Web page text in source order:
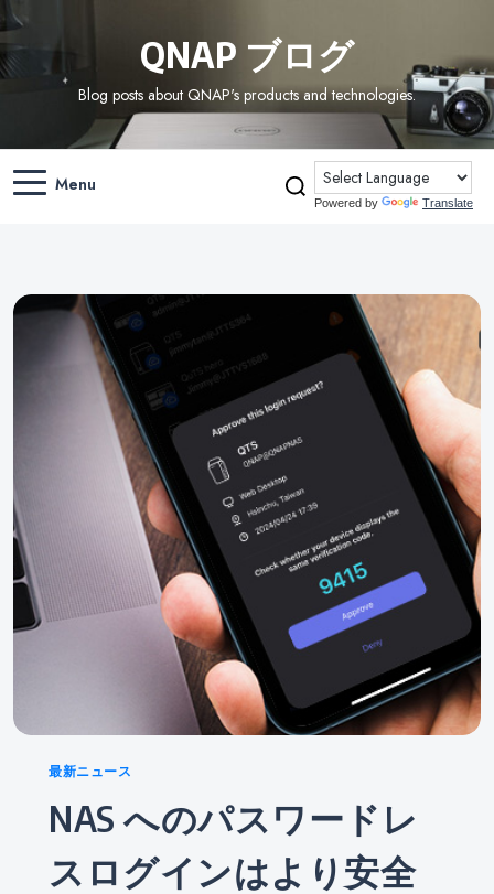
QNAP ブログ
Blog posts about QNAP's products and technologies.
Menu
Powered by Translate
Categories
最新ニュース
NAS へのパスワードレ
スログインはより安全